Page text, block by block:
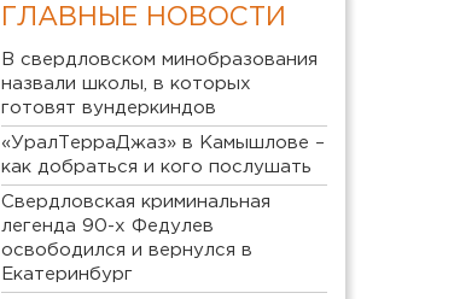
ГЛАВНЫЕ НОВОСТИ
В свердловском минобразования
назвали школы, в которых
готовят вундеркиндов
«УралТерраДжаз» в Камышлове –
как добраться и кого послушать
Свердловская криминальная
легенда 90-х Федулев
освободился и вернулся в
Екатеринбург